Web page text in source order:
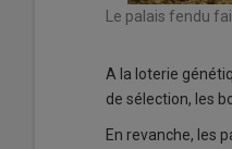
Le palais fendu
A la loterie
de sélection, les
En revanche, les